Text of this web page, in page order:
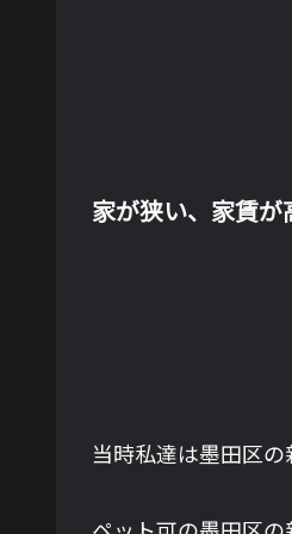
家が狭い、家賃が
当時私達は墨田区